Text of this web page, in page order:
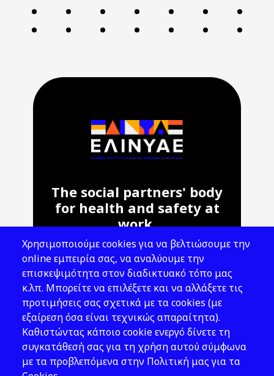
The social partners' body
for health and safety at
work.
Address: 143 Liosion & 6 Thirsiou, 104
45, Athens
T: 210 82 00 100
e: info@elinyae.gr
Follow Us
Χρησιμοποιούμε cookies για να βελτιώσουμε την
online εμπειρία σας, να αναλύουμε την
επισκεψιμότητα στον διαδικτυακό τόπο μας
κ.λπ. Μπορείτε να επιλέξετε και να αλλάξετε τις
προτιμήσεις σας σχετικά με τα cookies (με
εξαίρεση όσα είναι τεχνικώς απαραίτητα).
Καθιστώντας κάποιο cookie ενεργό δίνετε τη
συγκατάθεσή σας για τη χρήση αυτού σύμφωνα
με τα προβλεπόμενα στην Πολιτική μας για τα